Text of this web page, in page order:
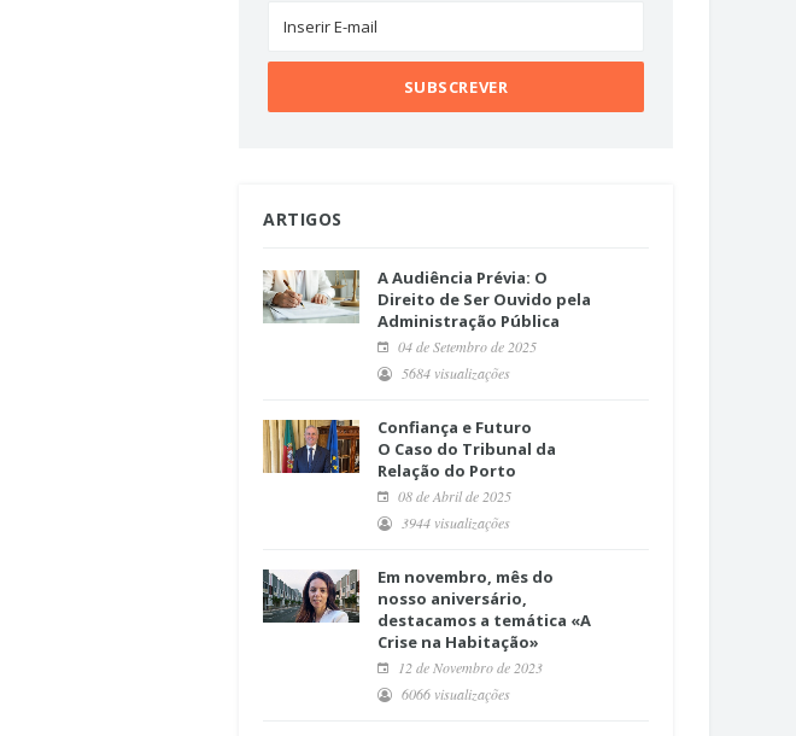
ARTIGOS
A Audiência Prévia: O
Direito de Ser Ouvido pela
Administração Pública
04 de Setembro de 2025
5684 visualizações
Confiança e Futuro
O Caso do Tribunal da
Relação do Porto
08 de Abril de 2025
3944 visualizações
Em novembro, mês do
nosso aniversário,
destacamos a temática «A
Crise na Habitação»
12 de Novembro de 2023
6066 visualizações